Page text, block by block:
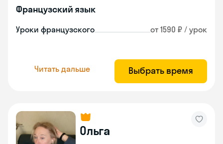
Французский язык
Уроки французского от 1590 ₽ / урок
Читать дальше Выбрать время
Ольга